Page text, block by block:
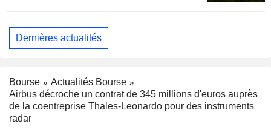
Dernières actualités
Bourse
Actualités Bourse
Airbus décroche un contrat de 345 millions d'euros auprès
de la coentreprise Thales-Leonardo pour des instruments
radar